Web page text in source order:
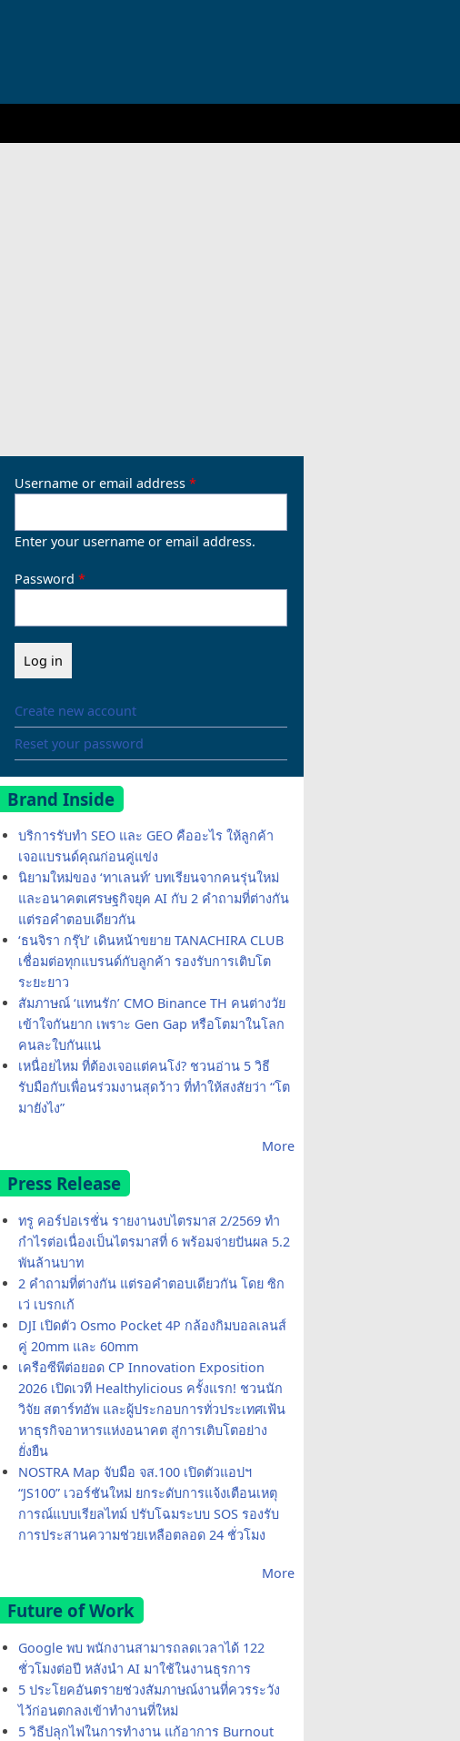
Username or email address
Enter your username or email address.
Password
Create new account
Reset your password
Brand Inside
บริการรับทำ SEO และ GEO คืออะไร ให้ลูกค้า
เจอแบรนด์คุณก่อนคู่แข่ง
นิยามใหม่ของ ‘ทาเลนท์’ บทเรียนจากคนรุ่นใหม่
และอนาคตเศรษฐกิจยุค AI กับ 2 คำถามที่ต่างกัน
แต่รอคำตอบเดียวกัน
‘ธนจิรา กรุ๊ป’ เดินหน้าขยาย TANACHIRA CLUB
เชื่อมต่อทุกแบรนด์กับลูกค้า รองรับการเติบโต
ระยะยาว
สัมภาษณ์ ‘แทนรัก’ CMO Binance TH คนต่างวัย
เข้าใจกันยาก เพราะ Gen Gap หรือโตมาในโลก
คนละใบกันแน่
เหนื่อยไหม ที่ต้องเจอแต่คนโง่? ชวนอ่าน 5 วิธี
รับมือกับเพื่อนร่วมงานสุดว้าว ที่ทำให้สงสัยว่า “โต
มายังไง”
More
Press Release
ทรู คอร์ปอเรชั่น รายงานงบไตรมาส 2/2569 ทำ
กำไรต่อเนื่องเป็นไตรมาสที่ 6 พร้อมจ่ายปันผล 5.2
พันล้านบาท
2 คำถามที่ต่างกัน แต่รอคำตอบเดียวกัน โดย ซิก
เว่ เบรกเก้
DJI เปิดตัว Osmo Pocket 4P กล้องกิมบอลเลนส์
คู่ 20mm และ 60mm
เครือซีพีต่อยอด CP Innovation Exposition
2026 เปิดเวที Healthylicious ครั้งแรก! ชวนนัก
วิจัย สตาร์ทอัพ และผู้ประกอบการทั่วประเทศเฟ้น
หาธุรกิจอาหารแห่งอนาคต สู่การเติบโตอย่าง
ยั่งยืน
NOSTRA Map จับมือ จส.100 เปิดตัวแอปฯ
“JS100” เวอร์ชันใหม่ ยกระดับการแจ้งเตือนเหตุ
การณ์แบบเรียลไทม์ ปรับโฉมระบบ SOS รองรับ
การประสานความช่วยเหลือตลอด 24 ชั่วโมง
More
Future of Work
Google พบ พนักงานสามารถลดเวลาได้ 122
ชั่วโมงต่อปี หลังนำ AI มาใช้ในงานธุรการ
5 ประโยคอันตรายช่วงสัมภาษณ์งานที่ควรระวัง
ไว้ก่อนตกลงเข้าทำงานที่ใหม่
5 วิธีปลุกไฟในการทำงาน แก้อาการ Burnout